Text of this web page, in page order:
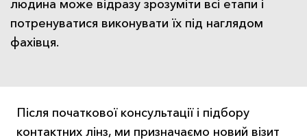
людина може відразу зрозуміти всі етапи і
потренуватися виконувати їх під наглядом
фахівця.
Після початкової консультації і підбору
контактних лінз, ми призначаємо новий візит